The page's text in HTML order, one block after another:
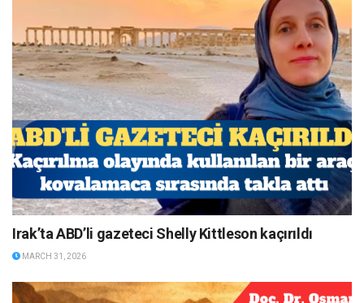
Irak’ta ABD’li gazeteci Shelly Kittleson kaçırıldı
MARCH 31, 2026